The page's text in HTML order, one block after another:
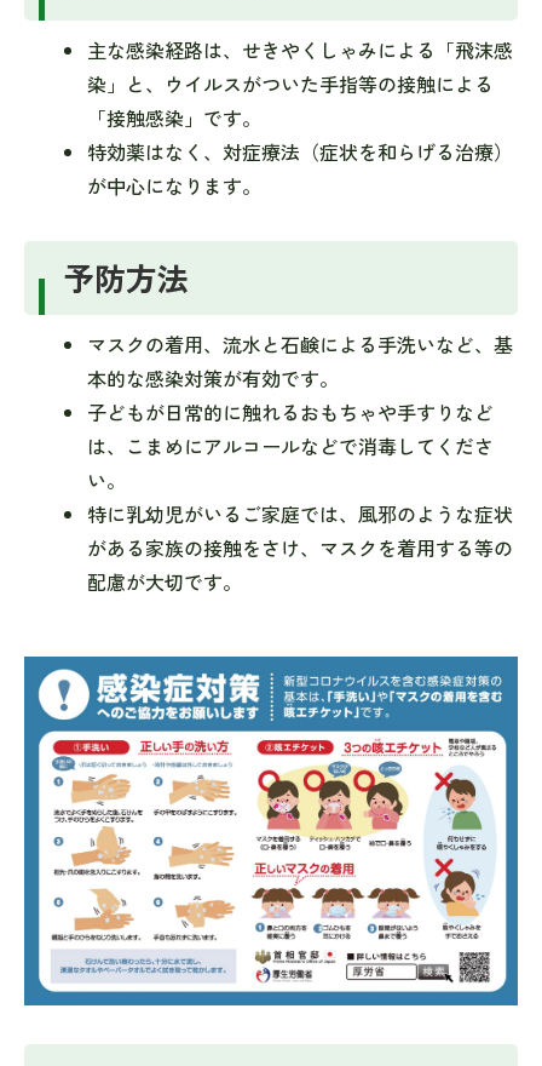
主な感染経路は、せきやくしゃみによる「飛沫感
染」と、ウイルスがついた手指等の接触による
「接触感染」です。
特効薬はなく、対症療法（症状を和らげる治療）
が中心になります。
予防方法
マスクの着用、流水と石鹸による手洗いなど、基
本的な感染対策が有効です。
子どもが日常的に触れるおもちゃや手すりなど
は、こまめにアルコールなどで消毒してくださ
い。
特に乳幼児がいるご家庭では、風邪のような症状
がある家族の接触をさけ、マスクを着用する等の
配慮が大切です。